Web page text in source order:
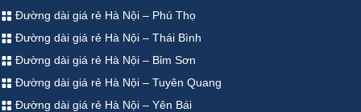
Đường dài giá rẻ Hà Nội – Phú Thọ
Đường dài giá rẻ Hà Nội – Thái Bình
Đường dài giá rẻ Hà Nội – Bỉm Sơn
Đường dài giá rẻ Hà Nội – Tuyên Quang
Đường dài giá rẻ Hà Nội – Yên Bái